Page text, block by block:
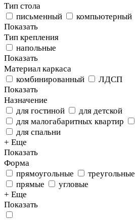
Тип стола
письменный
компьютерный
Показать
Тип крепления
напольные
Показать
Материал каркаса
комбинированный
ЛДСП
Показать
Назначение
для гостиной
для детской
для малогабаритных квартир
для спальни
+ Еще
Показать
Форма
прямоугольные
треугольные
прямые
угловые
+ Еще
Показать